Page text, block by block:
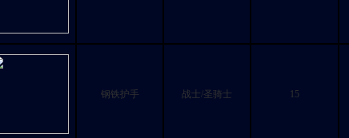
钢铁护手 战士/圣骑士 15